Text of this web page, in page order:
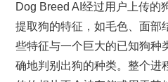
Dog Breed AI经过用户上传的
提取狗的特征，如毛色、面部
些特征与一个巨大的已知狗种
确地判别出狗的种类。整个进